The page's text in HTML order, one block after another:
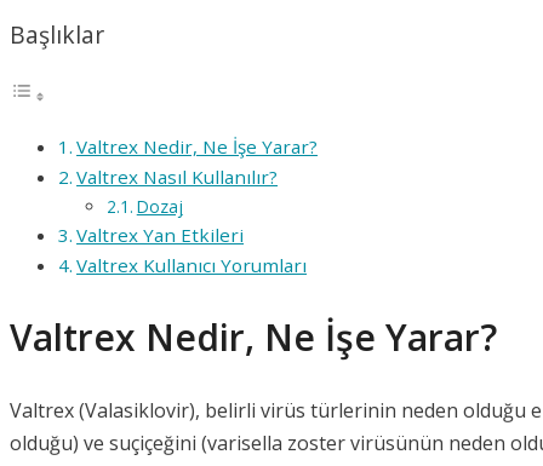
Başlıklar
Valtrex Nedir, Ne İşe Yarar?
Valtrex Nasıl Kullanılır?
Dozaj
Valtrex Yan Etkileri
Valtrex Kullanıcı Yorumları
Valtrex Nedir, Ne İşe Yarar?
Valtrex (Valasiklovir), belirli virüs türlerinin neden olduğu
olduğu) ve suçiçeğini (varisella zoster virüsünün neden